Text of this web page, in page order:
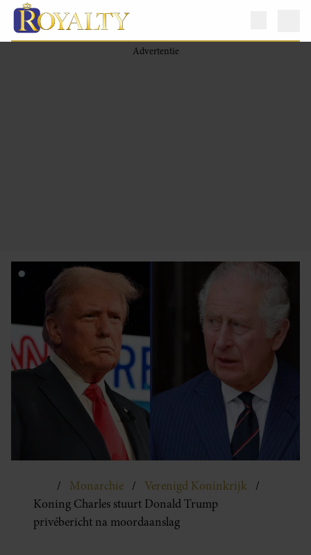
Monarchie
Verenigd Koninkrijk
Koning Charles stuurt Donald Trump
privébericht na moordaanslag